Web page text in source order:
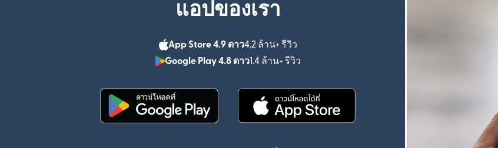
แอปของเรา
App Store 4.9 ดาว4.2 ล้าน+ รีวิว
(เปิดในหน้าต่างใหม่)
Google Play 4.8 ดาว1.4 ล้าน+ รีวิว
(เปิดในหน้าต่างใหม่)